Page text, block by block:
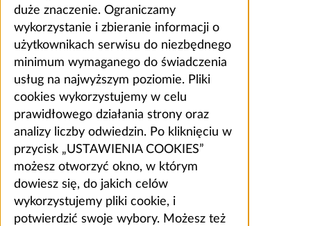
duże znaczenie. Ograniczamy
wykorzystanie i zbieranie informacji o
użytkownikach serwisu do niezbędnego
minimum wymaganego do świadczenia
usług na najwyższym poziomie. Pliki
cookies wykorzystujemy w celu
prawidłowego działania strony oraz
analizy liczby odwiedzin. Po kliknięciu w
przycisk „USTAWIENIA COOKIES”
możesz otworzyć okno, w którym
dowiesz się, do jakich celów
wykorzystujemy pliki cookie, i
potwierdzić swoje wybory. Możesz też